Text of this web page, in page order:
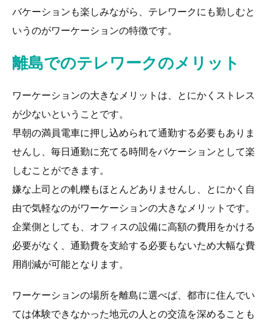
バケーションも楽しみながら、テレワークにも勤しむと
いうのがワーケーションの特徴です。
離島でのテレワークのメリット
ワーケーションの大きなメリットは、とにかくストレス
が少ないということです。
早朝の満員電車に押し込められて通勤する必要もありま
せんし、毎日通勤に充てる時間をバケーションとして楽
しむことができます。
嫌な上司との軋轢もほとんどありませんし、とにかく自
由で気軽なのがワーケーションの大きなメリットです。
企業側としても、オフィスの設備に高額の費用をかける
必要がなく、通勤費を支給する必要もないため大幅な費
用削減が可能となります。
ワーケーションの場所を離島に選べば、都市に住んでい
ては体験できなかった地元の人との交流を深めることも